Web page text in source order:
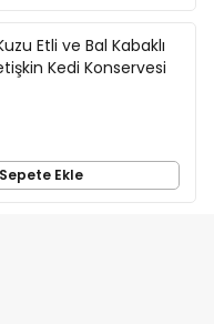
Etli ve Bal Kabaklı
Kedi Konservesi
Sepete Ekle